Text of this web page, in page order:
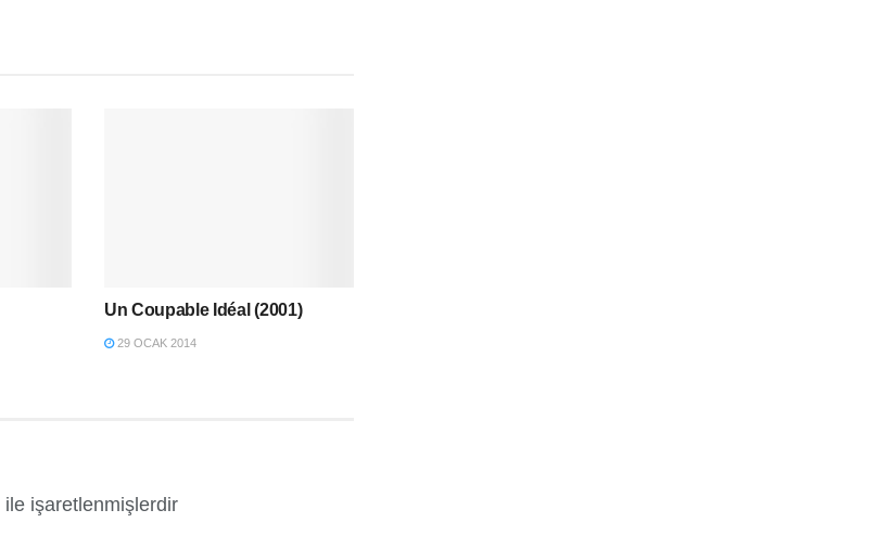
Un Coupable Idéal (2001)
29 OCAK 2014
ile işaretlenmişlerdir